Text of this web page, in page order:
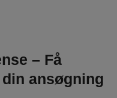
– Få
ansøgning